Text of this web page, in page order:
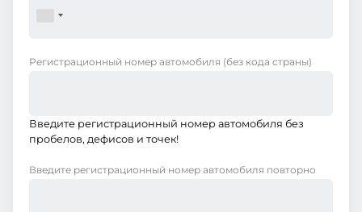
Регистрационный номер автомобиля (без кода страны)
Введите регистрационный номер автомобиля без
пробелов, дефисов и точек!
Введите регистрационный номер автомобиля повторно